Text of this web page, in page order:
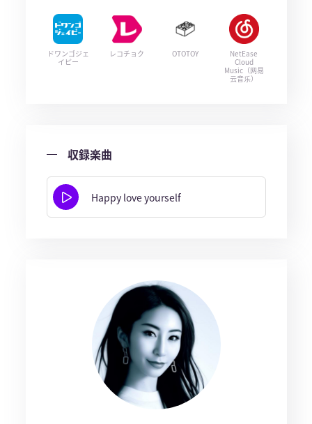
ドワンゴジェ
イピー
レコチョク OTOTOY
NetEase
Cloud
Music（网易
云音乐）
収録楽曲
Happy love yourself